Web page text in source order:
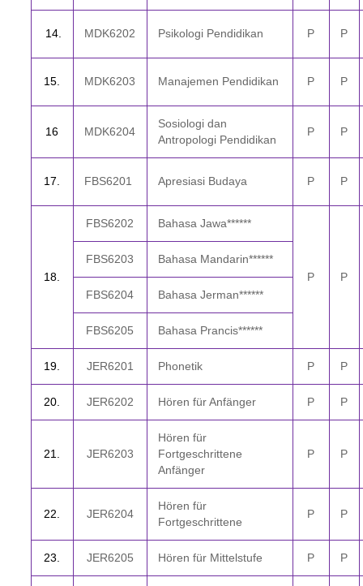
14. MDK6202 Psikologi Pendidikan P P
15. MDK6203 Manajemen Pendidikan P P
16 MDK6204
Sosiologi dan
Antropologi Pendidikan
P P
17. FBS6201 Apresiasi Budaya P P
18.
FBS6202 Bahasa Jawa******
P P
FBS6203 Bahasa Mandarin******
FBS6204 Bahasa Jerman******
FBS6205 Bahasa Prancis******
19. JER6201 Phonetik P P
20. JER6202 Hören für Anfänger P P
21. JER6203
Hören für
Fortgeschrittene
Anfänger
P P
22. JER6204
Hören für
Fortgeschrittene
P P
23. JER6205 Hören für Mittelstufe P P